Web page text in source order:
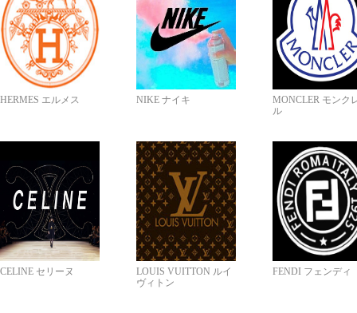
HERMES エルメス NIKE ナイキ
MONCLER モンク
ル
CELINE セリーヌ
LOUIS VUITTON ルイ
ヴィトン
FENDI フェンディ